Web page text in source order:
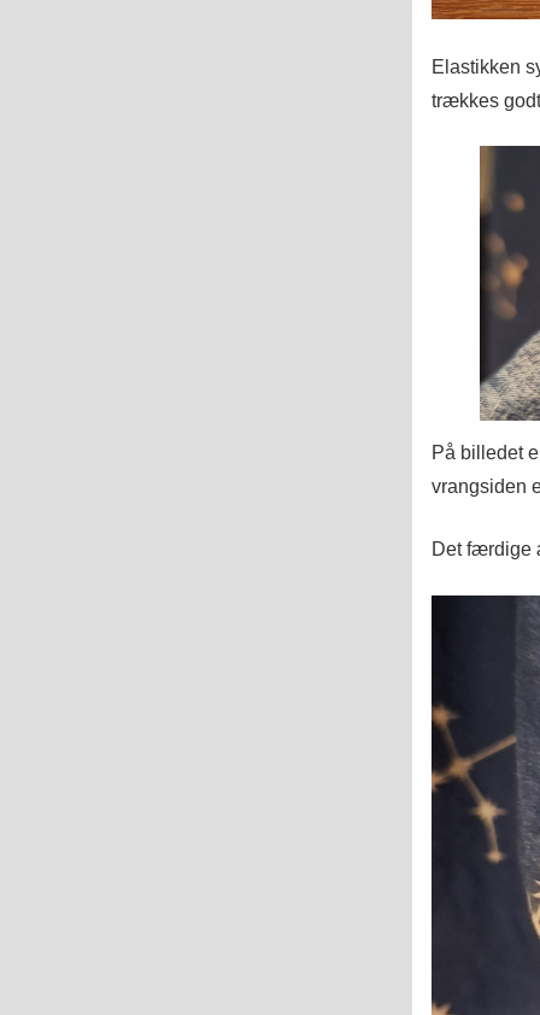
Elastikken
trækkes
På billedet
vrangsiden
Det færdige